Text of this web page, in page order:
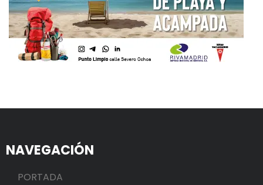
NAVEGACIÓN
PORTADA